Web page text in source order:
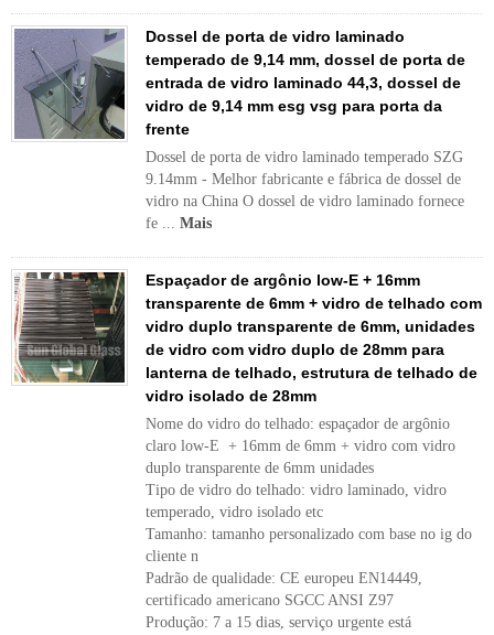
Dossel de porta de vidro laminado
temperado de 9,14 mm, dossel de porta de
entrada de vidro laminado 44,3, dossel de
vidro de 9,14 mm esg vsg para porta da
frente
Dossel de porta de vidro laminado temperado SZG
9.14mm - Melhor fabricante e fábrica de dossel de
vidro na China O dossel de vidro laminado fornece
fe ... Mais
Espaçador de argônio low-E + 16mm
transparente de 6mm + vidro de telhado com
vidro duplo transparente de 6mm, unidades
de vidro com vidro duplo de 28mm para
lanterna de telhado, estrutura de telhado de
vidro isolado de 28mm
Nome do vidro do telhado: espaçador de argônio
claro low-E + 16mm de 6mm + vidro com vidro
duplo transparente de 6mm unidades
Tipo de vidro do telhado: vidro laminado, vidro
temperado, vidro isolado etc
Tamanho: tamanho personalizado com base no ig do
cliente n
Padrão de qualidade: CE europeu EN14449,
certificado americano SGCC ANSI Z97
Produção: 7 a 15 dias, serviço urgente está